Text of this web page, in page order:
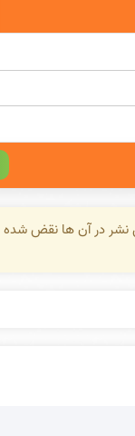
در آن ها نقض شده